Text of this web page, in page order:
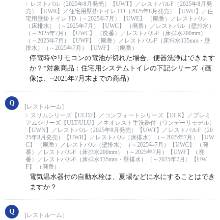
レストパル（2025年8月発売）【UWT】／レストパルF（2025年8月発
売）【UWR】／住宅用壁掛トイレ FD（2025年8月発売）【UWU】／住
宅用壁掛トイレ FD（～2025年7月）【UWE】 （廃番）／レストパル
（床排水）（～2025年7月）【UWC】 （廃番）／レストパル（壁排水）
（～2025年7月）【UWC】 （廃番）／レストパルF（床排水200mm）
（～2025年7月）【UWF】（廃番）／レストパルF（床排水135mm・壁
排水）（～2025年7月）【UWF】 （廃番）
停電時やリモコンの電池が切れた場合、便器洗浄はできます
か？*対象商品：住宅用システムトイレの下記シリーズ（画
像は、~2025年7月末までの商品）
[レストルーム]
スリムシリーズ【ULD2】／コンフォートシリーズ【ULR】／プレミ
アムシリーズ【ULT/ULU】／ネオレスト手洗器付（ワンデーリモデル）
【UWN】／レストパル（2025年8月発売）【UWT】／レストパルF（20
25年8月発売）【UWR】／レストパル（床排水）（～2025年7月）【UW
C】 （廃番）／レストパル（壁排水）（～2025年7月）【UWC】 （廃
番）／レストパルF（床排水200mm）（～2025年7月）【UWF】（廃
番）／レストパルF（床排水135mm・壁排水）（～2025年7月）【UW
F】 （廃番）
電気温水器付の自動水栓は、夏場などに水にすることはでき
ますか？
[レストルーム]